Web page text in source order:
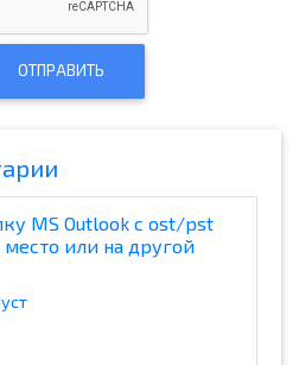
ОТПРАВИТЬ
MS Outlook с ost/pst
или на другой